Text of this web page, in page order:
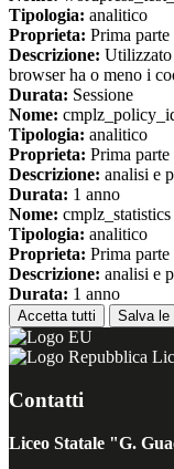
Tipologia: analitico
Proprieta: Prima parte
Descrizione: Utilizzato
browser ha o meno i
Durata: Sessione
Nome:
Tipologia: analitico
Proprieta: Prima parte
Descrizione: analisi e
Durata: 1 anno
Nome: cmplz_statistics
Tipologia: analitico
Proprieta: Prima parte
Descrizione: analisi e
Durata: 1 anno
Accetta tutti Salva le
Contatti
Liceo Statale "G.